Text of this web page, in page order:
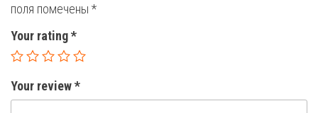
поля помечены *
Your rating*
Your review*